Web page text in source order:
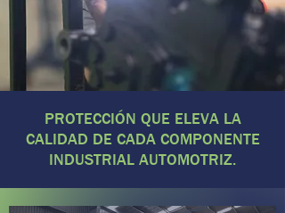
PROTECCIÓN QUE ELEVA LA
CALIDAD DE CADA COMPONENTE
INDUSTRIAL AUTOMOTRIZ.